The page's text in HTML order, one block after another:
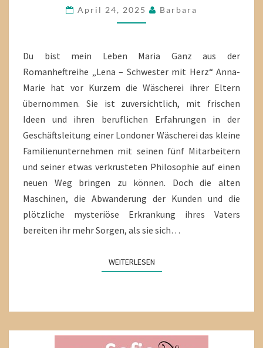
MEIN
LEBEN
April 24, 2025 Barbara
Du bist mein Leben Maria Ganz aus der
Romanheftreihe „Lena – Schwester mit Herz“ Anna-
Marie hat vor Kurzem die Wäscherei ihrer Eltern
übernommen. Sie ist zuversichtlich, mit frischen
Ideen und ihren beruflichen Erfahrungen in der
Geschäftsleitung einer Londoner Wäscherei das kleine
Familienunternehmen mit seinen fünf Mitarbeitern
und seiner etwas verkrusteten Philosophie auf einen
neuen Weg bringen zu können. Doch die alten
Maschinen, die Abwanderung der Kunden und die
plötzliche mysteriöse Erkrankung ihres Vaters
bereiten ihr mehr Sorgen, als sie sich…
WEITERLESENWEITERLESEN